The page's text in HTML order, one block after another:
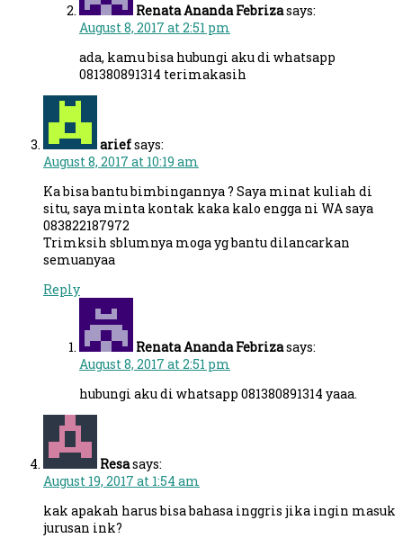
Renata Ananda Febrizasays:
August 8, 2017 at 2:51 pm
ada, kamu bisa hubungi aku di whatsapp
081380891314 terimakasih
ariefsays:
August 8, 2017 at 10:19 am
Ka bisa bantu bimbingannya ? Saya minat kuliah di
situ, saya minta kontak kaka kalo engga ni WA saya
083822187972
Trimksih sblumnya moga yg bantu dilancarkan
semuanyaa
Reply
Renata Ananda Febrizasays:
August 8, 2017 at 2:51 pm
hubungi aku di whatsapp 081380891314 yaaa.
Resasays:
August 19, 2017 at 1:54 am
kak apakah harus bisa bahasa inggris jika ingin masuk
jurusan ink?